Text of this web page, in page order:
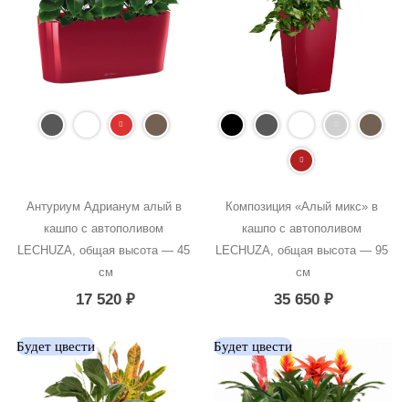
Антуриум Адрианум алый в
кашпо с автополивом
LECHUZA, общая высота — 45
см
17 520₽
Композиция «Алый микс» в
кашпо с автополивом
LECHUZA, общая высота — 95
см
35 650 ₽
Будет цвести Будет цвести